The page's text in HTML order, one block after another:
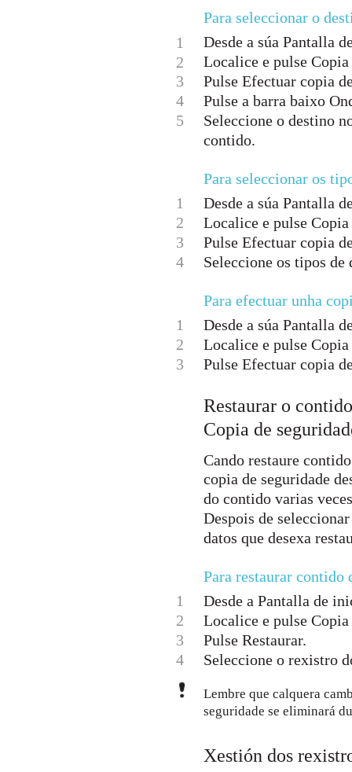
Para seleccionar o
1
Desde a súa Pantalla
2
Localice e pulse Copia
3
Pulse Efectuar copia
4
Pulse a barra baixo
5
Seleccione o destino
contido.
Para seleccionar os
1
Desde a súa Pantalla
2
Localice e pulse Copia
3
Pulse Efectuar copia
4
Seleccione os tipos de
Para efectuar unha
1
Desde a súa Pantalla
2
Localice e pulse Copia
3
Pulse Efectuar copia
Restaurar o
Copia de
Cando restaure
copia de seguridade
do contido varias
Despois de
datos que desexa
Para restaurar contido
1
Desde a Pantalla de
2
Localice e pulse Copia
3
Pulse Restaurar.
4
Seleccione o rexistro
Lembre que calquera
seguridade se eliminará
Xestión dos